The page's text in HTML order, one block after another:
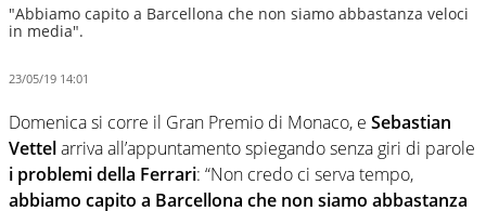
"Abbiamo capito a Barcellona che non siamo abbastanza veloci
in media".
23/05/19 14:01
Domenica si corre il Gran Premio di Monaco, e Sebastian
Vettelarriva all’appuntamento spiegando senza giri di parole
i problemi della Ferrari: “Non credo ci serva tempo,
abbiamo capito a Barcellona che non siamo abbastanza